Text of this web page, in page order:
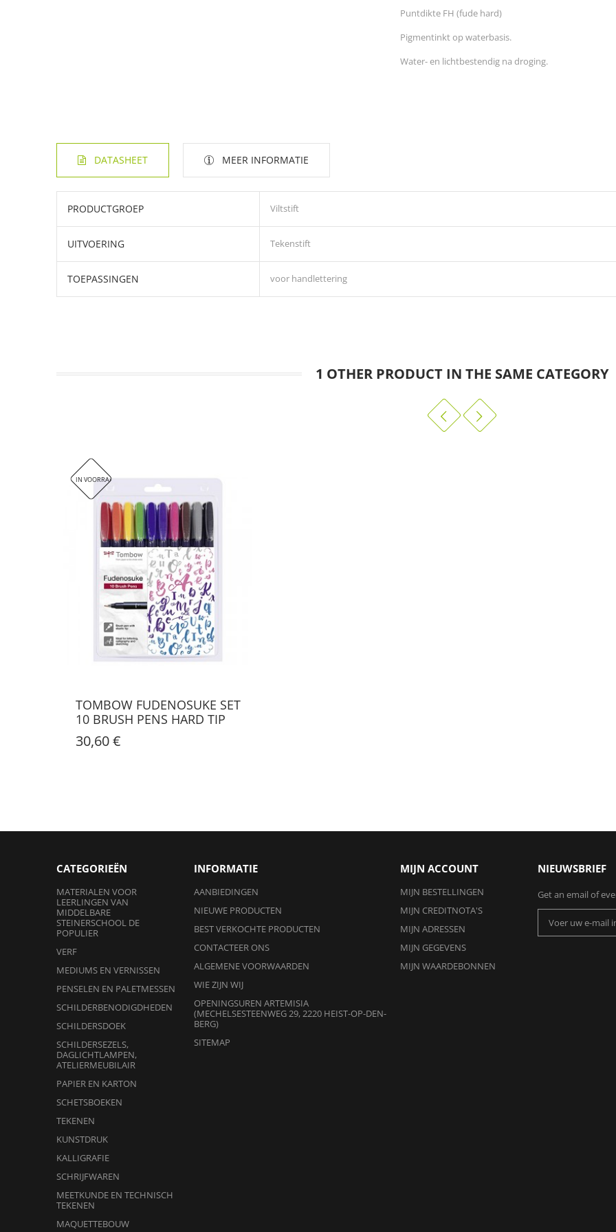
Puntdikte FH (fude hard)
Pigmentinkt op waterbasis.
Water- en lichtbestendig na droging.
DATASHEET MEER INFORMATIE
PRODUCTGROEP Viltstift
UITVOERING Tekenstift
TOEPASSINGEN voor handlettering
1 OTHER PRODUCT IN THE SAME CATEGORY
IN VOORRAAD
TOMBOW FUDENOSUKE SET
10 BRUSH PENS HARD TIP
30,60 €
CATEGORIEËN
MATERIALEN VOOR
LEERLINGEN VAN
MIDDELBARE
STEINERSCHOOL DE
POPULIER
VERF
MEDIUMS EN VERNISSEN
PENSELEN EN PALETMESSEN
SCHILDERBENODIGDHEDEN
SCHILDERSDOEK
SCHILDERSEZELS,
DAGLICHTLAMPEN,
ATELIERMEUBILAIR
PAPIER EN KARTON
SCHETSBOEKEN
TEKENEN
KUNSTDRUK
KALLIGRAFIE
SCHRIJFWAREN
MEETKUNDE EN TECHNISCH
TEKENEN
MAQUETTEBOUW
INFORMATIE
AANBIEDINGEN
NIEUWE PRODUCTEN
BEST VERKOCHTE PRODUCTEN
CONTACTEER ONS
ALGEMENE VOORWAARDEN
WIE ZIJN WIJ
OPENINGSUREN ARTEMISIA
(MECHELSESTEENWEG 29, 2220 HEIST-OP-DEN-
BERG)
SITEMAP
MIJN ACCOUNT
MIJN BESTELLINGEN
MIJN CREDITNOTA'S
MIJN ADRESSEN
MIJN GEGEVENS
MIJN WAARDEBONNEN
NIEUWSBRIEF
Get an email of